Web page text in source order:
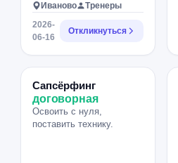
Иваново
Тренеры
2026-
06-16
Откликнуться
Сапсёрфинг
договорная
Освоить с нуля,
поставить технику.